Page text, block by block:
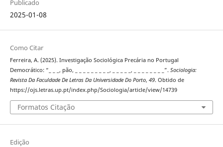
Publicado
2025-01-08
Como Citar
Ferreira, A. (2025). Investigação Sociológica Precária no Portugal
Democrático: “_ _ _, pão, _ _ _ _ _ _ _ _ _, _ _ _ _ _, _ _ _ _ _ _ _ _”. Sociologia:
Revista Da Faculdade De Letras Da Universidade Do Porto, 49. Obtido de
https://ojs.letras.up.pt/index.php/Sociologia/article/view/14739
Formatos Citação
Edição